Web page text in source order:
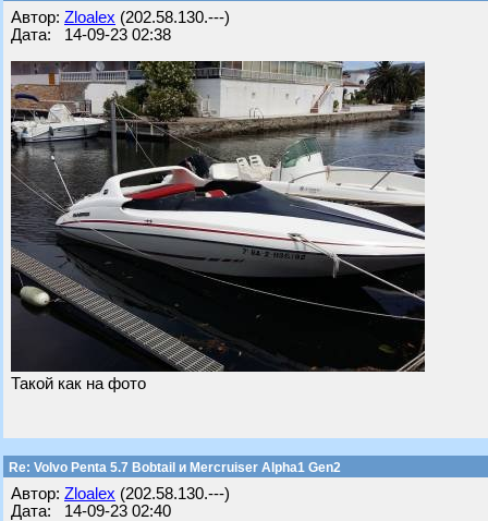
Автор: Zloalex (202.58.130.---)
Дата: 14-09-23 02:38
Такой как на фото
Re: Volvo Penta 5.7 Bobtail и Mercruiser Alpha1 Gen2
Автор: Zloalex (202.58.130.---)
Дата: 14-09-23 02:40